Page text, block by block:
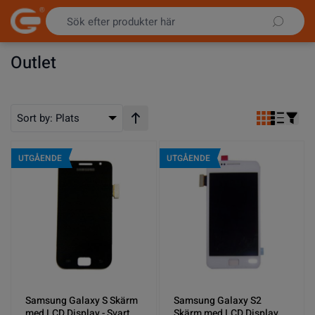
Hoppa till innehållet
Outlet
Sort by: Plats Stigande ordning
UTGÅENDE
Samsung Galaxy S Skärm
UTGÅENDE
Samsung Galaxy S2